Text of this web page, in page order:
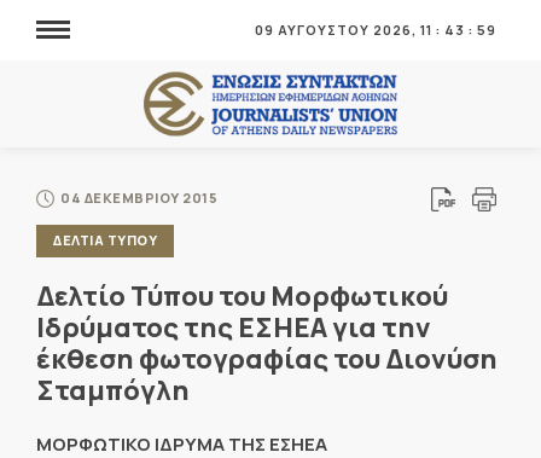
09 ΑΥΓΟΥΣΤΟΥ 2026, 11 : 43 : 59
04 ΔΕΚΕΜΒΡΙΟΥ 2015
ΔΕΛΤΙΑ ΤΥΠΟΥ
Δελτίο Τύπου του Μορφωτικού
Ιδρύματος της ΕΣΗΕΑ για την
έκθεση φωτογραφίας του Διονύση
Σταμπόγλη
ΜΟΡΦΩΤΙΚΟ ΙΔΡΥΜΑ ΤΗΣ ΕΣΗΕΑ